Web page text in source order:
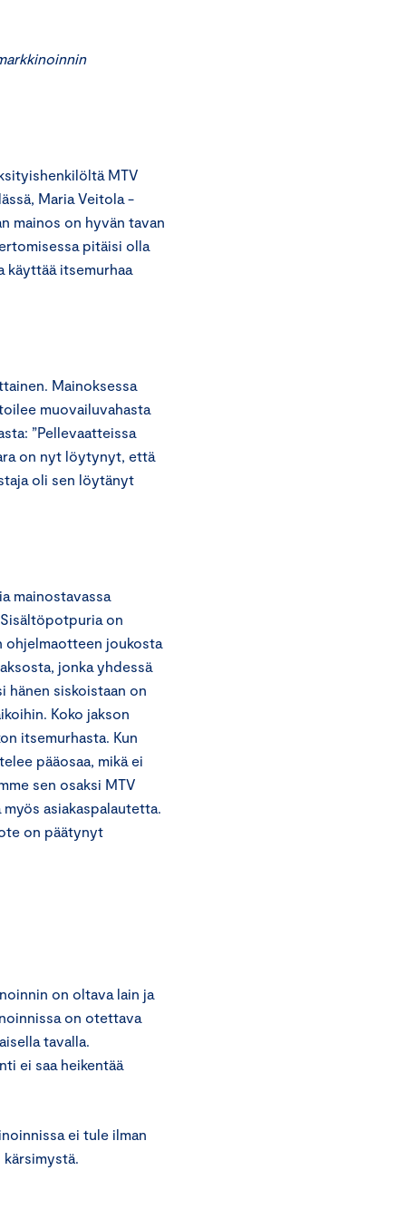
MTV
Maria Veitola -
mainos on hyvän tavan
pitäisi olla
käyttää itsemurhaa
Mainoksessa
muovailuvahasta
”Pellevaatteissa
on nyt löytynyt, että
oli sen löytänyt
mainostavassa
on
ohjelmaotteen joukosta
jonka yhdessä
hänen siskoistaan on
Koko jakson
itsemurhasta. Kun
pääosaa, mikä ei
sen osaksi MTV
asiakaspalautetta.
on päätynyt
on oltava lain ja
on otettava
tavalla.
ei saa heikentää
ei tule ilman